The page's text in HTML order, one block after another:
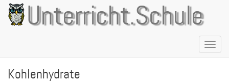
Direkt
zum
Inhalt
Unterricht.Schule
Kohlenhydrate